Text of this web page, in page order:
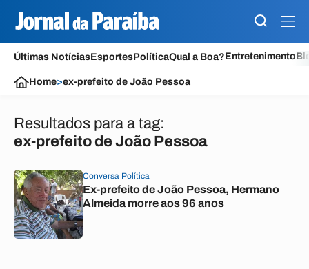
Últimas NotíciasEsportesPolíticaQual a Boa?Entretenimento
Home>ex-prefeito de João Pessoa
Resultados para a tag:
ex-prefeito de João Pessoa
Conversa Política
Ex-prefeito de João Pessoa, Hermano
Almeida morre aos 96 anos